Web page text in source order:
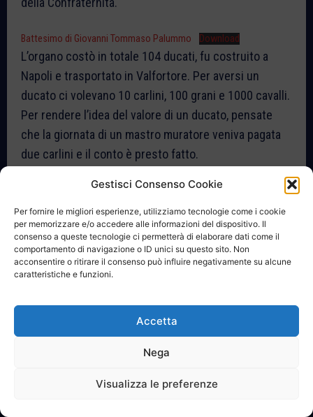
Gestisci Consenso Cookie
Per fornire le migliori esperienze, utilizziamo tecnologie come i cookie
per memorizzare e/o accedere alle informazioni del dispositivo. Il
consenso a queste tecnologie ci permetterà di elaborare dati come il
comportamento di navigazione o ID unici su questo sito. Non
acconsentire o ritirare il consenso può influire negativamente su alcune
caratteristiche e funzioni.
Accetta
Nega
Visualizza le preferenze
Battesimo di Giovanni Tommaso Palummo Download
L’organo costò in totale 104 ducati, fu costruito a
Napoli e trasportato in Valfortore. Per aversi un
ducato ci volevano 10 carlini, 100 grani e 1000 cavalli.
Per rendere l’idea del valore di un ducato, pensate
che la giornata di un mastro muratore veniva pagata
due carlini e il conto è presto fatto.
Registrazione acquisto organo della Chiesa Nuova in Registro del
‘700
Download
Esisteva il mestiere di organaro/organista,
professione scomparsa ad inizio Novecento. A San
Bartolomeo per circa 40 anni l’organaro fu Don
Antonio Codirenzi.
Atto di nascita di Domenicantonio Codirenzi, figlio di Antonio
organaro
Download
Nella lettura dei registri si incontrano cognomi
che si conservano nella toponomastica dei luoghi.